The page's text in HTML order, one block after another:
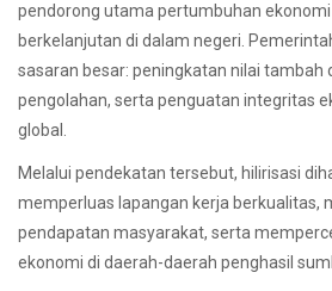
pendorong utama pertumbuhan
berkelanjutan di dalam negeri.
sasaran besar: peningkatan nilai tambah
pengolahan, serta penguatan integritas
global.
Melalui pendekatan tersebut, hilirisasi
memperluas lapangan kerja berkualitas,
pendapatan masyarakat, serta
ekonomi di daerah-daerah penghasil